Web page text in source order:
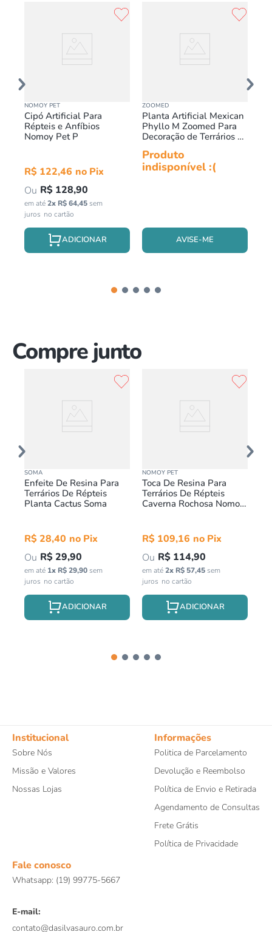
NOMOY PET
Cipó Artificial Para
Répteis e Anfíbios
Nomoy Pet P
R$ 122,46
R$ 128,90
em até2x R$64,45sem
juros
ZOOMED
Planta Artificial Mexican
Phyllo M Zoomed Para
Decoração de Terrários de
Produto
indisponível :(
AVISE-ME
Compre junto
SOMA
Enfeite De Resina Para
Terrários De Répteis
Planta Cactus Soma
R$28,40
R$29,90
em até 1x R$29,90sem
juros
NOMOY PET
Toca De Resina Para
Terrários De Répteis
Caverna Rochosa Nomoy
R$ 109,16
R$ 114,90
em até2x R$57,45sem
juros
Institucional
Sobre Nós
Missão e Valores
Nossas Lojas
Informações
Politica de Parcelamento
Devolução e Reembolso
Política de Envio e Retirada
Agendamento de Consultas
Frete Grátis
Política de Privacidade
Fale conosco
Whatsapp: (19) 99775-5667
E-mail:
contato@dasilvasauro.com.br